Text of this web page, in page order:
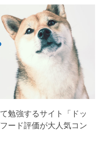
勉強するサイト「ドッ
ード評価が大人気コン